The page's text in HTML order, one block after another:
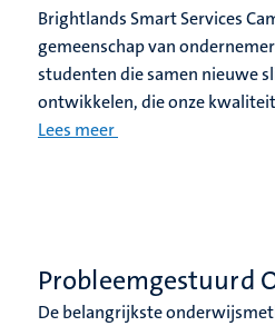
Brightlands Smart Services
gemeenschap van
studenten die samen nieuwe
ontwikkelen, die onze
Lees meer
Probleemgestuurd
De belangrijkste